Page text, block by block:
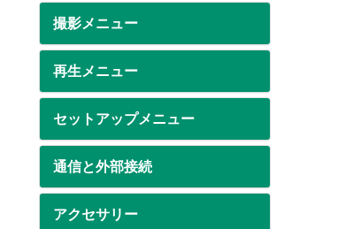
撮影メニュー
再生メニュー
セットアップメニュー
通信と外部接続
アクセサリー